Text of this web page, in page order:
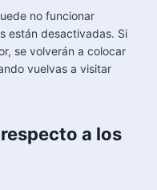
no funcionar
están desactivadas. Si
se volverán a colocar
vuelvas a visitar
a los